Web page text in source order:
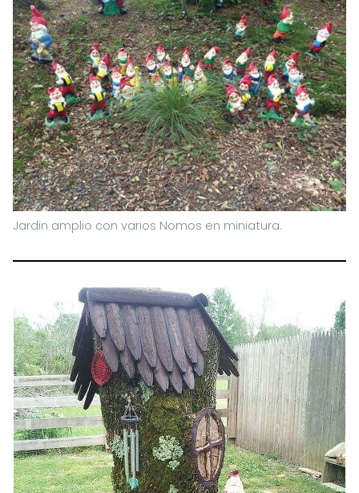
Jardin amplio con varios Nomos en miniatura.